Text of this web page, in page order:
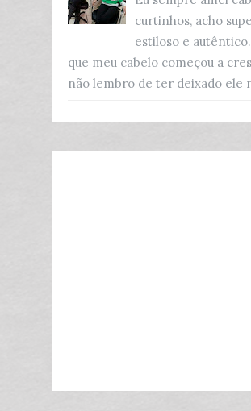
curtinhos, acho
estiloso e
que meu cabelo começou a
não lembro de ter deixado ele